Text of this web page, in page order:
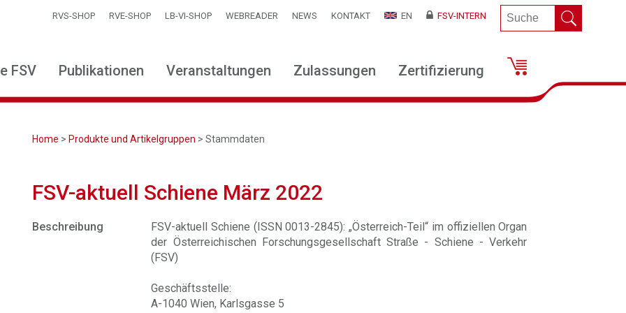
RVS-SHOP RVE-SHOP LB-VI-SHOP WEBREADER NEWS KONTAKT EN FSV-INTERN
FSV Publikationen Veranstaltungen Zulassungen Zertifizierung
Home > Produkte und Artikelgruppen > Stammdaten
FSV-aktuell Schiene März 2022
Beschreibung
FSV-aktuell Schiene (ISSN 0013-2845): „Österreich-Teil“ im offiziellen Organ
der Österreichischen Forschungsgesellschaft Straße - Schiene - Verkehr
(FSV)
Geschäftsstelle:
A-1040 Wien, Karlsgasse 5